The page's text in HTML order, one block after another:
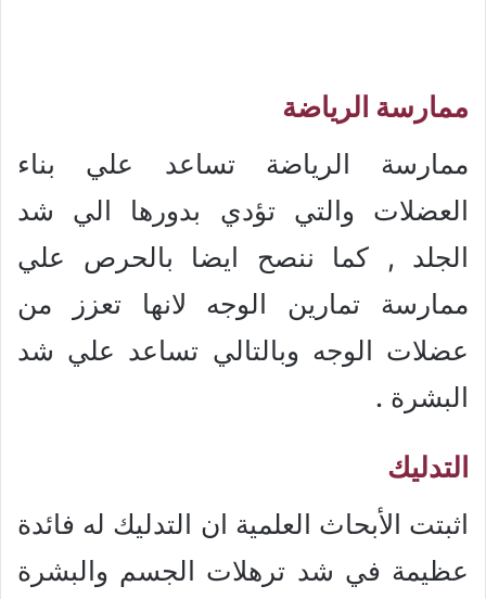
ممارسة الرياضة
ممارسة الرياضة تساعد علي بناء
العضلات والتي تؤدي بدورها الي شد
الجلد , كما ننصح ايضا بالحرص علي
ممارسة تمارين الوجه لانها تعزز من
عضلات الوجه وبالتالي تساعد علي شد
البشرة .
التدليك
اثبتت الأبحاث العلمية ان التدليك له فائدة
عظيمة في شد ترهلات الجسم والبشرة